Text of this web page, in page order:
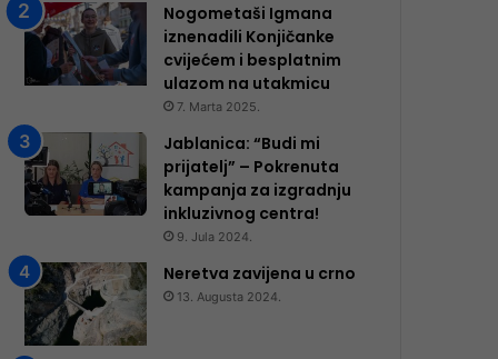
Nogometaši Igmana
iznenadili Konjičanke
cvijećem i besplatnim
ulazom na utakmicu
7. Marta 2025.
Jablanica: “Budi mi
prijatelj” – Pokrenuta
kampanja za izgradnju
inkluzivnog centra!
9. Jula 2024.
Neretva zavijena u crno
13. Augusta 2024.